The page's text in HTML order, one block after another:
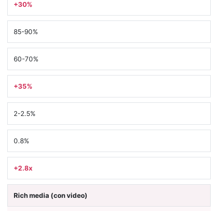
+30%
85-90%
60-70%
+35%
2-2.5%
0.8%
+2.8x
Rich media (con video)